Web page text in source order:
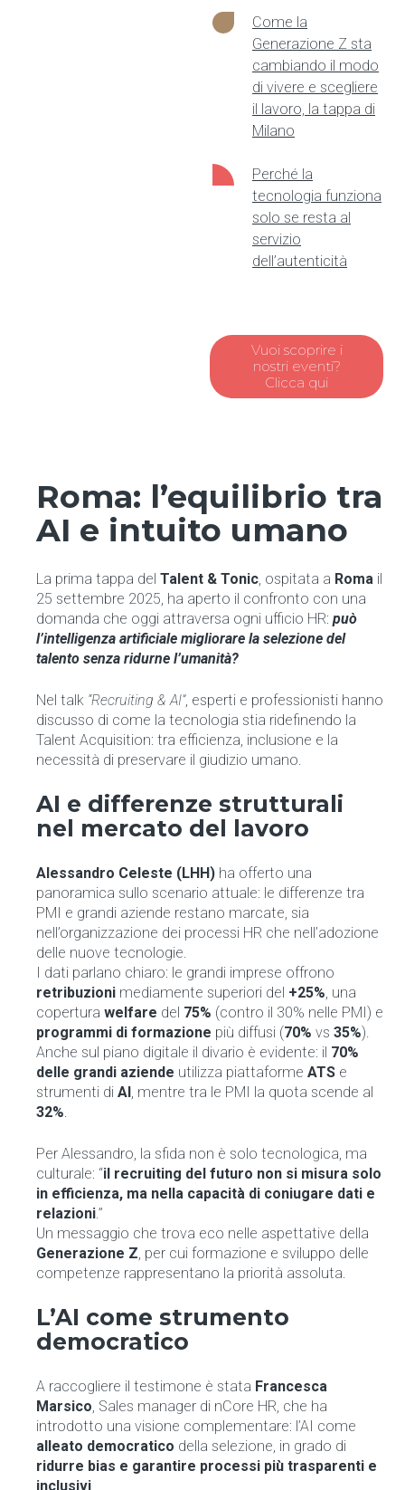
Come la
Generazione Z sta
cambiando il modo
di vivere e scegliere
il lavoro, la tappa di
Milano
Perché la
tecnologia funziona
solo se resta al
servizio
dell’autenticità
Vuoi scoprire i
nostri eventi?
Clicca qui
Roma: l’equilibrio tra
AI e intuito umano
La prima tappa del Talent & Tonic, ospitata a Roma il
25 settembre 2025, ha aperto il confronto con una
domanda che oggi attraversa ogni ufficio HR: può
l’intelligenza artificiale migliorare la selezione del
talento senza ridurne l’umanità?
Nel talk “Recruiting & AI”, esperti e professionisti hanno
discusso di come la tecnologia stia ridefinendo la
Talent Acquisition: tra efficienza, inclusione e la
necessità di preservare il giudizio umano.
AI e differenze strutturali
nel mercato del lavoro
Alessandro Celeste (LHH) ha offerto una
panoramica sullo scenario attuale: le differenze tra
PMI e grandi aziende restano marcate, sia
nell’organizzazione dei processi HR che nell’adozione
delle nuove tecnologie.
I dati parlano chiaro: le grandi imprese offrono
retribuzioni mediamente superiori del +25%, una
copertura welfare del 75% (contro il 30% nelle PMI) e
programmi di formazione più diffusi (70% vs 35%).
Anche sul piano digitale il divario è evidente: il 70%
delle grandi aziende utilizza piattaforme ATS e
strumenti di AI, mentre tra le PMI la quota scende al
32%.
Per Alessandro, la sfida non è solo tecnologica, ma
culturale: “il recruiting del futuro non si misura solo
in efficienza, ma nella capacità di coniugare dati e
relazioni.”
Un messaggio che trova eco nelle aspettative della
Generazione Z, per cui formazione e sviluppo delle
competenze rappresentano la priorità assoluta.
L’AI come strumento
democratico
A raccogliere il testimone è stata Francesca
Marsico, Sales manager di nCore HR, che ha
introdotto una visione complementare: l’AI come
alleato democratico della selezione, in grado di
ridurre bias e garantire processi più trasparenti e
inclusivi